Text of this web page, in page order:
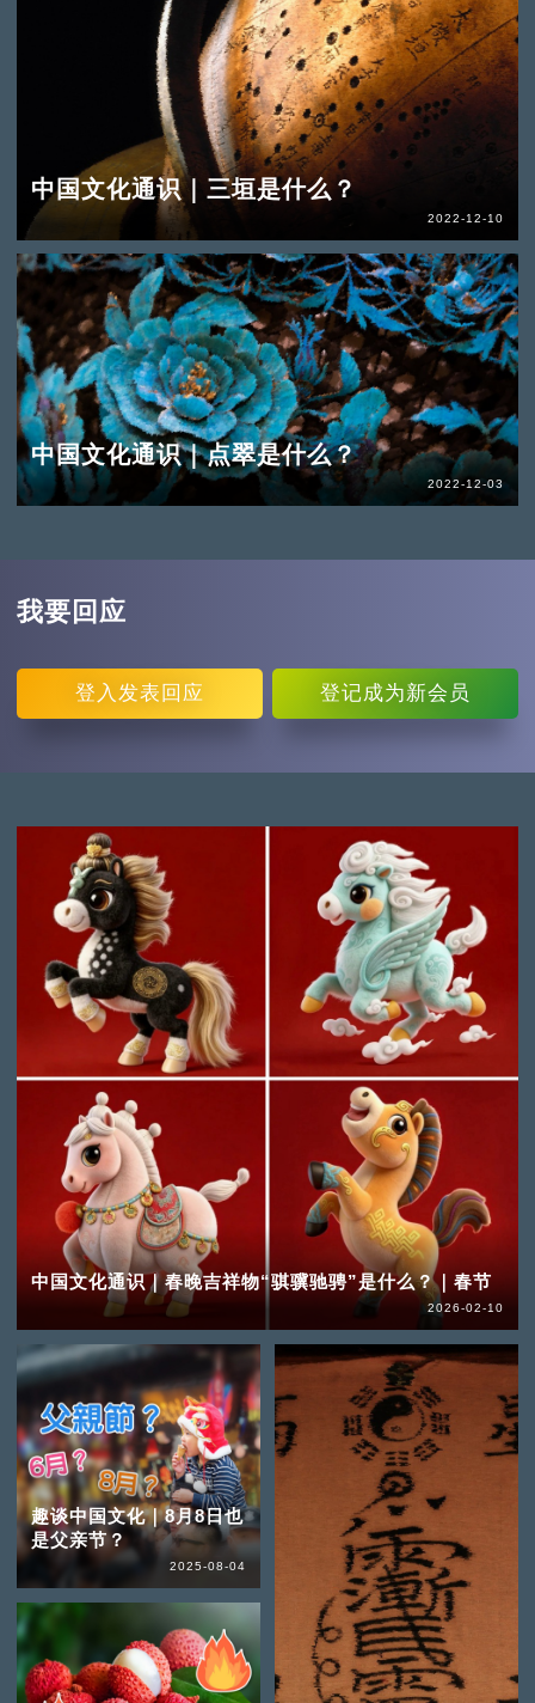
中国文化通识｜三垣是什么？
2022-12-10
中国文化通识｜点翠是什么？
2022-12-03
我要回应
登入 发表回应 登记成为新会员
中国文化通识｜春晚吉祥物“骐骥驰骋”是什么？｜春节
2026-02-10
趣谈中国文化｜8月8日也
是父亲节？
2025-08-04